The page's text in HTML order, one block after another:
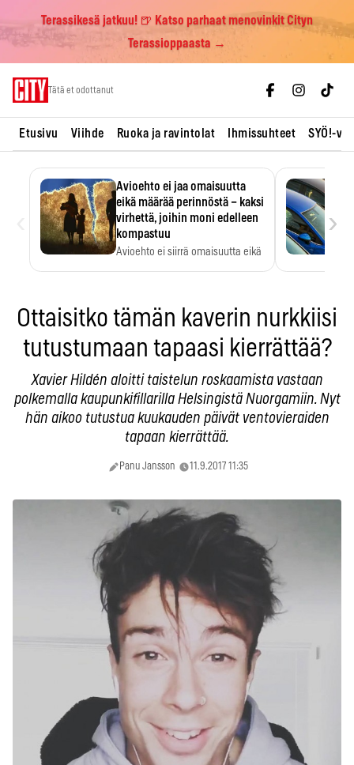
Terassikesä jatkuu! 🍺 Katso parhaat menovinkit Cityn
Terassioppaasta →
Tätä et odottanut
Etusivu Viihde Ruoka ja ravintolat Ihmissuhteet SYÖ!-
Avioehto ei jaa omaisuutta
eikä määrää perinnöstä – kaksi
virhettä, joihin moni edelleen
kompastuu
Avioehto ei siirrä omaisuutta eikä
›
Ottaisitko tämän kaverin nurkkiisi
tutustumaan tapaasi kierrättää?
Xavier Hildén aloitti taistelun roskaamista vastaan
polkemalla kaupunkifillarilla Helsingistä Nuorgamiin. Nyt
hän aikoo tutustua kuukauden päivät ventovieraiden
tapaan kierrättää.
Panu Jansson 11.9.2017 11:35